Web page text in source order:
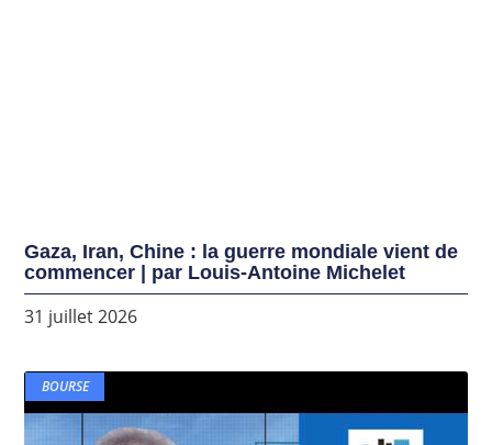
Gaza, Iran, Chine : la guerre mondiale vient de
commencer | par Louis-Antoine Michelet
31 juillet 2026
BOURSE